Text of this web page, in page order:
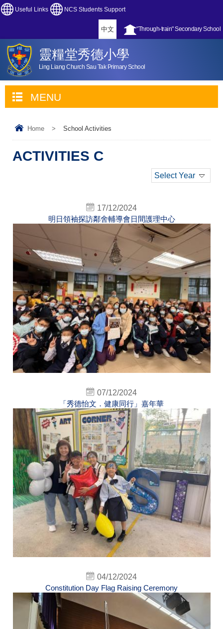
Useful Links NCS Students Support
"Through-train" Secondary School
中文
靈糧堂秀德小學
Ling Liang Church Sau Tak Primary School
MENU
Home > School Activities
ACTIVITIES C
Select Year
17/12/2024
明日領袖探訪鄰舍輔導會日間護理中心
07/12/2024
「秀德怡文．健康同行」嘉年華
04/12/2024
Constitution Day Flag Raising Ceremony